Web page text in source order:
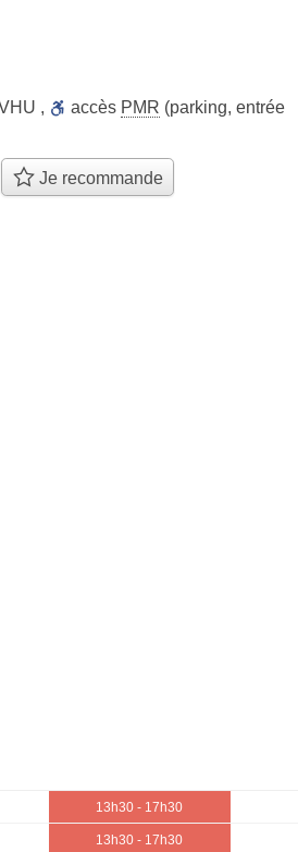
, accès PMR (parking, entrée
Je recommande
13h30 - 17h30
13h30 - 17h30